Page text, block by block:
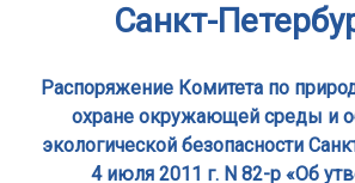
Санкт-
Распоряжение Комитета по
охране окружающей среды и
экологической безопасности
4 июля 2011 г. N 82-р «Об